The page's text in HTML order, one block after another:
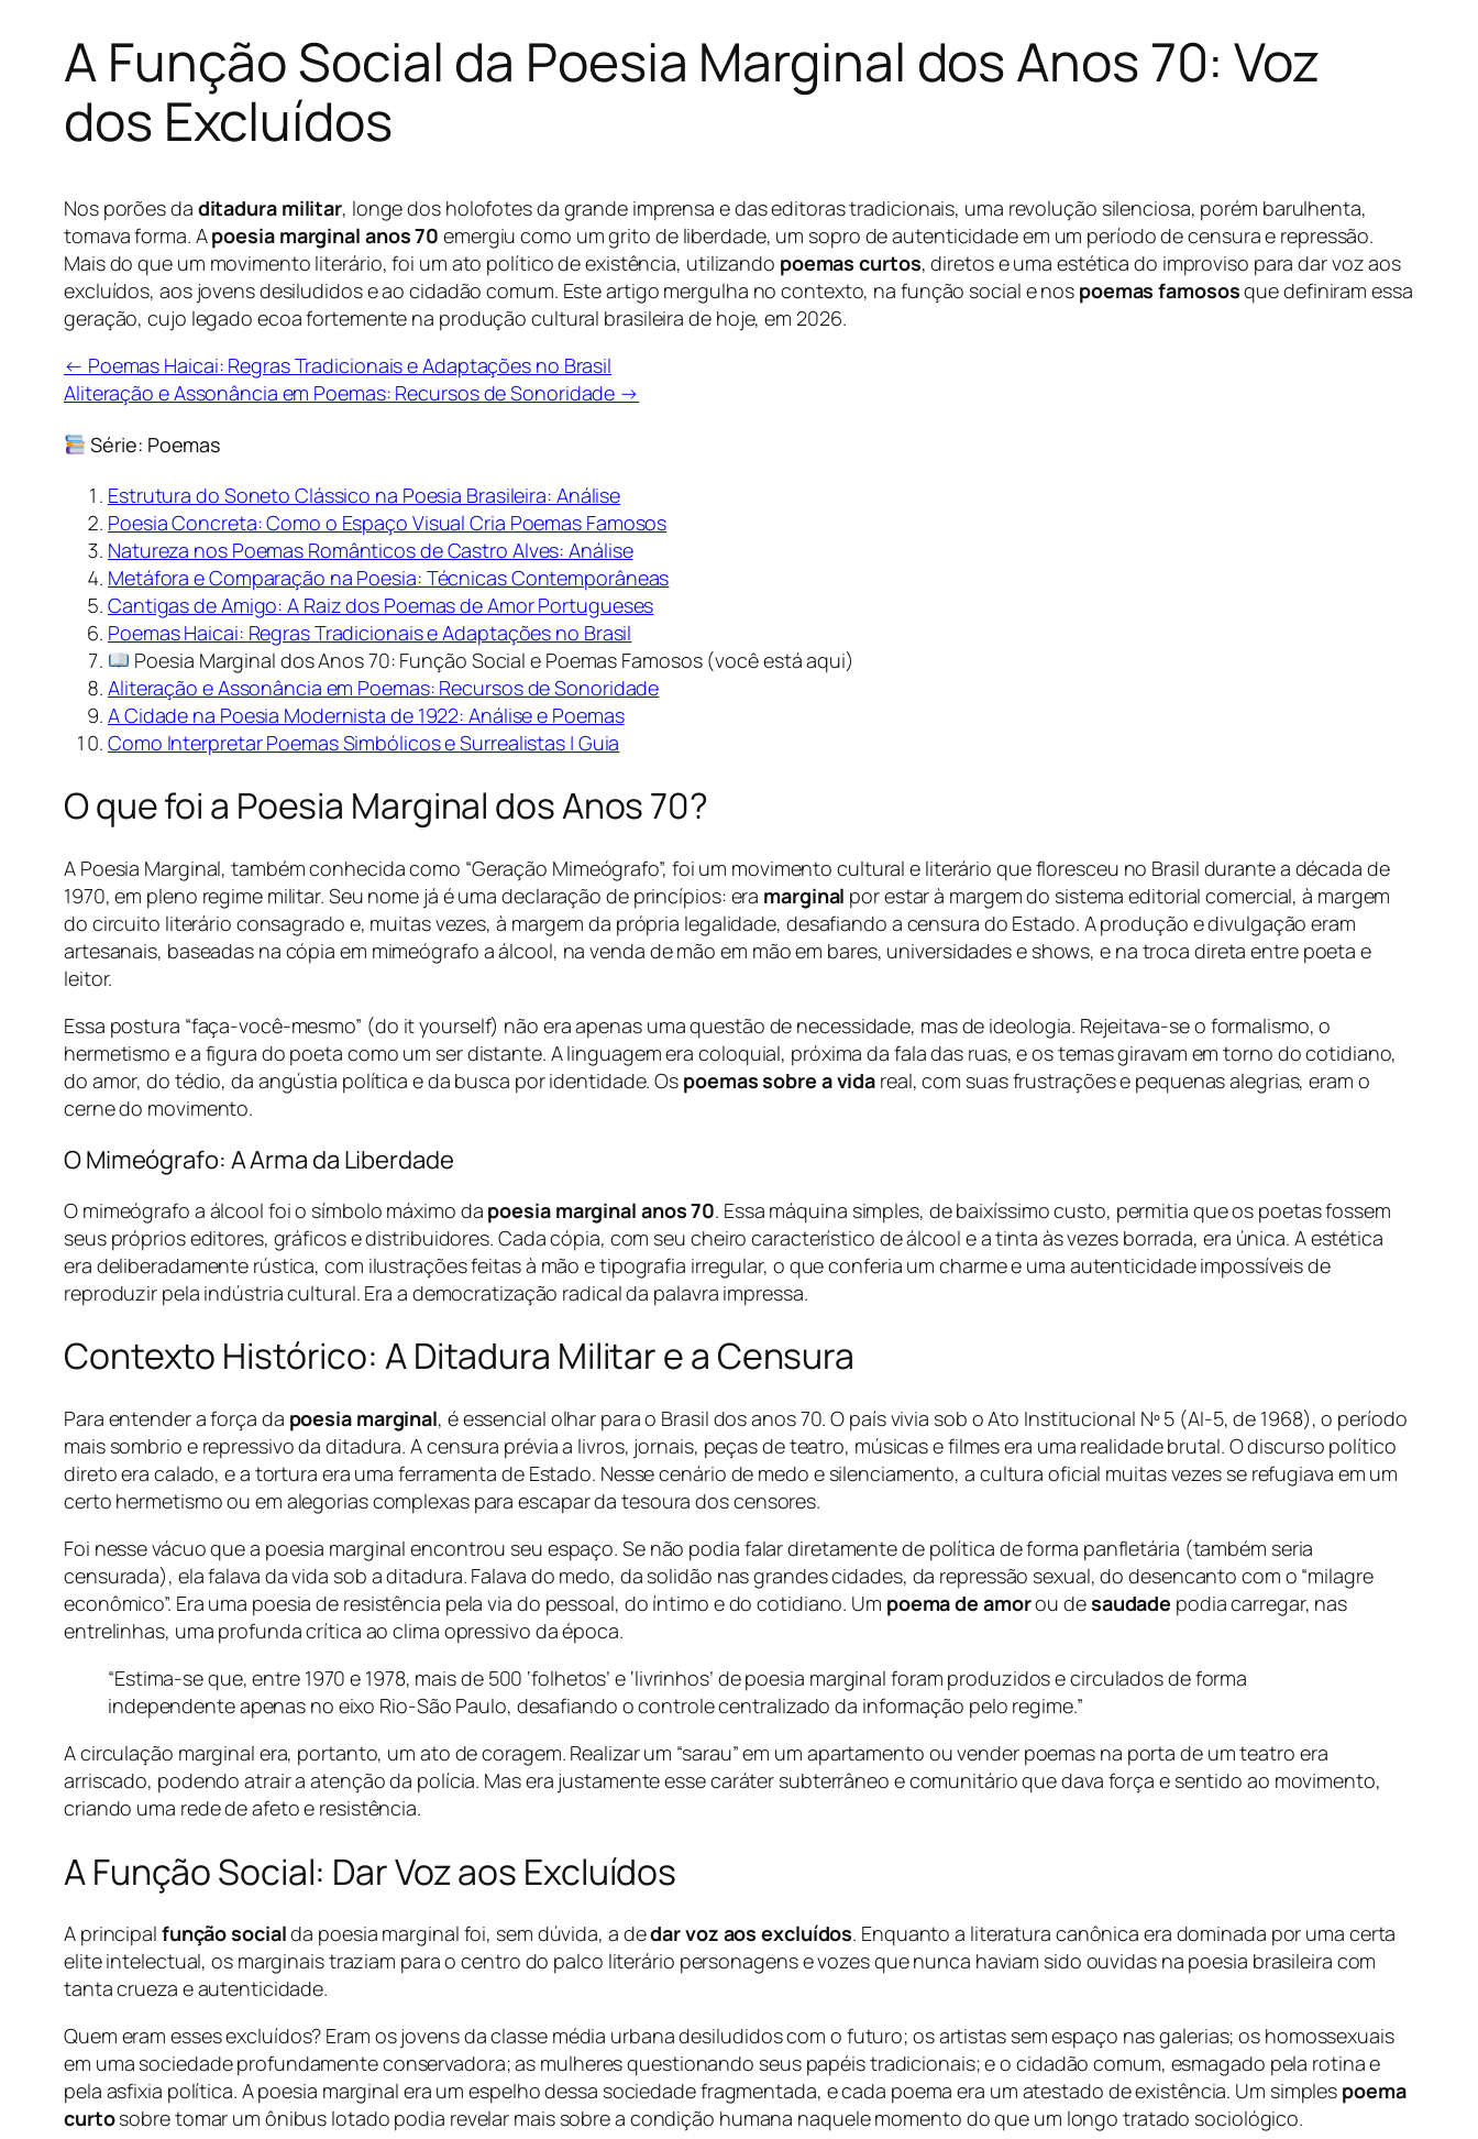
A Função Social da Poesia Marginal dos Anos 70: Voz
dos Excluídos
Nos porões da ditadura militar, longe dos holofotes da grande imprensa e das editoras tradicionais, uma revolução silenciosa, porém barulhenta,
tomava forma. Apoesia marginal anos 70 emergiu como um grito de liberdade, um sopro de autenticidade em um período de censura e repressão.
Mais do que um movimento literário, foi um ato político de existência, utilizando poemas curtos, diretos e uma estética do improviso para dar voz aos
excluídos, aos jovens desiludidos e ao cidadão comum. Este artigo mergulha no contexto, na função social e nos poemas famososque definiram essa
geração, cujo legado ecoa fortemente na produção cultural brasileira de hoje, em 2026.
← Poemas Haicai: Regras Tradicionais e Adaptações no Brasil
Aliteração e Assonância em Poemas: Recursos de Sonoridade →
Série: Poemas
Estrutura do Soneto Clássico na Poesia Brasileira: Análise
Poesia Concreta: Como o Espaço Visual Cria Poemas Famosos
Natureza nos Poemas Românticos de Castro Alves: Análise
Metáfora e Comparação na Poesia: Técnicas Contemporâneas
Cantigas de Amigo: A Raiz dos Poemas de Amor Portugueses
Poemas Haicai: Regras Tradicionais e Adaptações no Brasil
Poesia Marginal dos Anos 70: Função Social e Poemas Famosos (você está aqui)
Aliteração e Assonância em Poemas: Recursos de Sonoridade
A Cidade na Poesia Modernista de 1922: Análise e Poemas
Como Interpretar Poemas Simbólicos e Surrealistas | Guia
O que foi a Poesia Marginal dos Anos 70?
A Poesia Marginal, também conhecida como “Geração Mimeógrafo”, foi um movimento cultural e literário que floresceu no Brasil durante a década de
1970, em pleno regime militar. Seu nome já é uma declaração de princípios: era marginal por estar à margem do sistema editorial comercial, à margem
do circuito literário consagrado e, muitas vezes, à margem da própria legalidade, desafiando a censura do Estado. A produção e divulgação eram
artesanais, baseadas na cópia em mimeógrafo a álcool, na venda de mão em mão em bares, universidades e shows, e na troca direta entre poeta e
leitor.
Essa postura “faça-você-mesmo” (do it yourself) não era apenas uma questão de necessidade, mas de ideologia. Rejeitava-se o formalismo, o
hermetismo e a figura do poeta como um ser distante. A linguagem era coloquial, próxima da fala das ruas, e os temas giravam em torno do cotidiano,
do amor, do tédio, da angústia política e da busca por identidade. Os poemas sobre a vida real, com suas frustrações e pequenas alegrias, eram o
cerne do movimento.
O Mimeógrafo: A Arma da Liberdade
O mimeógrafo a álcool foi o símbolo máximo da poesia marginal anos 70. Essa máquina simples, de baixíssimo custo, permitia que os poetas fossem
seus próprios editores, gráficos e distribuidores. Cada cópia, com seu cheiro característico de álcool e a tinta às vezes borrada, era única. A estética
era deliberadamente rústica, com ilustrações feitas à mão e tipografia irregular, o que conferia um charme e uma autenticidade impossíveis de
reproduzir pela indústria cultural. Era a democratização radical da palavra impressa.
Contexto Histórico: A Ditadura Militar e a Censura
Para entender a força da poesia marginal, é essencial olhar para o Brasil dos anos 70. O país vivia sob o Ato Institucional Nº 5 (AI-5, de 1968), o período
mais sombrio e repressivo da ditadura. A censura prévia a livros, jornais, peças de teatro, músicas e filmes era uma realidade brutal. O discurso político
direto era calado, e a tortura era uma ferramenta de Estado. Nesse cenário de medo e silenciamento, a cultura oficial muitas vezes se refugiava em um
certo hermetismo ou em alegorias complexas para escapar da tesoura dos censores.
Foi nesse vácuo que a poesia marginal encontrou seu espaço. Se não podia falar diretamente de política de forma panfletária (também seria
censurada), ela falava davida sob a ditadura. Falava do medo, da solidão nas grandes cidades, da repressão sexual, do desencanto com o “milagre
econômico”. Era uma poesia de resistência pela via do pessoal, do íntimo e do cotidiano. Um poema de amorou desaudade podia carregar, nas
entrelinhas, uma profunda crítica ao clima opressivo da época.
“Estima-se que, entre 1970 e 1978, mais de 500 ‘folhetos’ e ‘livrinhos’ de poesia marginal foram produzidos e circulados de forma
independente apenas no eixo Rio-São Paulo, desafiando o controle centralizado da informação pelo regime.”
A circulação marginal era, portanto, um ato de coragem. Realizar um “sarau” em um apartamento ou vender poemas na porta de um teatro era
arriscado, podendo atrair a atenção da polícia. Mas era justamente esse caráter subterrâneo e comunitário que dava força e sentido ao movimento,
criando uma rede de afeto e resistência.
A Função Social: Dar Voz aos Excluídos
A principal função socialda poesia marginal foi, sem dúvida, a dedar voz aos excluídos. Enquanto a literatura canônica era dominada por uma certa
elite intelectual, os marginais traziam para o centro do palco literário personagens e vozes que nunca haviam sido ouvidas na poesia brasileira com
tanta crueza e autenticidade.
Quem eram esses excluídos? Eram os jovens da classe média urbana desiludidos com o futuro; os artistas sem espaço nas galerias; os homossexuais
em uma sociedade profundamente conservadora; as mulheres questionando seus papéis tradicionais; e o cidadão comum, esmagado pela rotina e
pela asfixia política. A poesia marginal era um espelho dessa sociedade fragmentada, e cada poema era um atestado de existência. Um simples poema
curtosobre tomar um ônibus lotado podia revelar mais sobre a condição humana naquele momento do que um longo tratado sociológico.